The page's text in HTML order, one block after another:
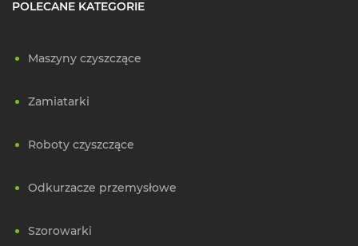
POLECANE KATEGORIE
Maszyny czyszczące
Zamiatarki
Roboty czyszczące
Odkurzacze przemysłowe
Szorowarki